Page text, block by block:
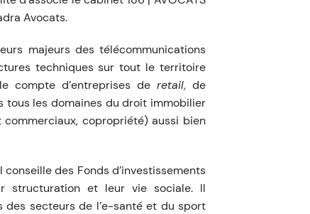
Avocats.
majeurs des télécommunications
techniques sur tout le territoire
compte d’entreprises deretail, de
les domaines du droit immobilier
copropriété) aussi bien
des Fonds d’investissements
structuration et leur vie sociale. Il
secteurs de l’e-santé et du sport